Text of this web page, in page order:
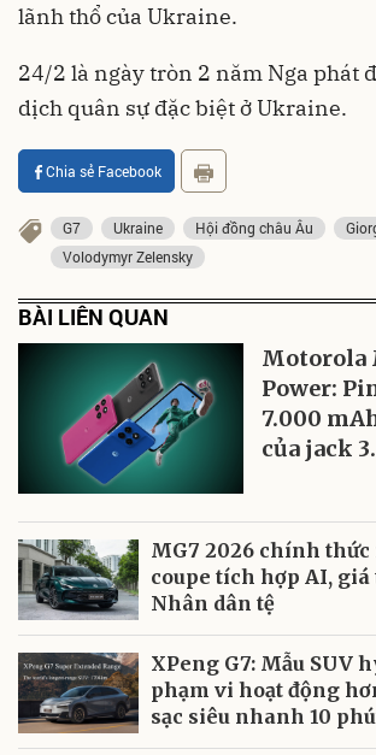
lãnh thổ của Ukraine.
24/2 là ngày tròn 2 năm Nga phát
dịch quân sự đặc biệt ở Ukraine.
Chia sẻ Facebook
G7 Ukraine Hội đồng châu Âu
Volodymyr Zelensky
BÀI LIÊN QUAN
Motorola
Power:
7.000
của jack
MG7 2026 chính thức
coupe tích hợp AI, giá
Nhân dân tệ
XPeng G7: Mẫu SUV
phạm vi hoạt động
sạc siêu nhanh 10